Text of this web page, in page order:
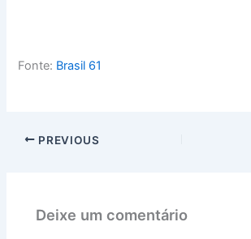
Fonte: Brasil 61
PREVIOUS
Deixe um comentário